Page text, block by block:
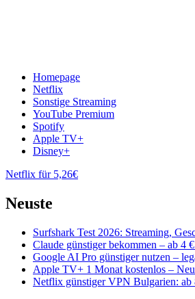
Homepage
Netflix
Sonstige Streaming
YouTube Premium
Spotify
Apple TV+
Disney+
Netflix für 5,26€
Neuste
Surfshark Test 2026: Streaming,
Claude günstiger bekommen – ab 4
Google AI Pro günstiger nutzen –
Apple TV+ 1 Monat kostenlos –
Netflix günstiger VPN Bulgarien: ab